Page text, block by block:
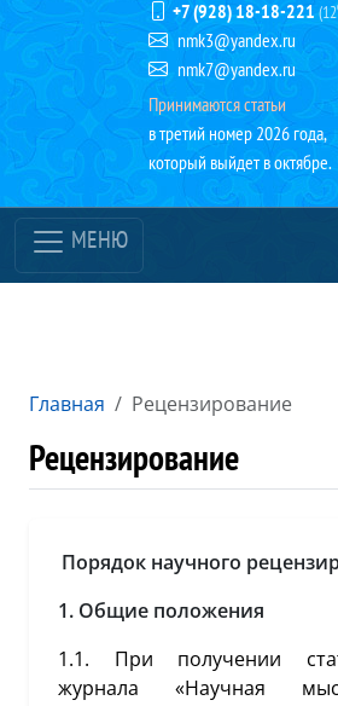
+7 (928) 18-18-221
nmk3@yandex.ru
nmk7@yandex.ru
Принимаются статьи
в третий номер 2026 года,
который выйдет в октябре.
МЕНЮ
Главная Рецензирование
Рецензирование
Порядок научного
1. Общие положения
1.1. При получении
журнала «Научная